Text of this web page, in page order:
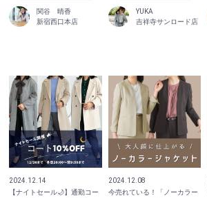
関谷 晴香
新宿西口本店
YUKA
吉祥寺サンロード店
2024.12.14
【ナイトセール🌙】通勤コー
2024.12.08
今売れている！「ノーカラー